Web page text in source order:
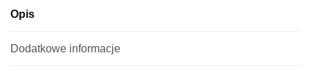
Opis
Dodatkowe informacje